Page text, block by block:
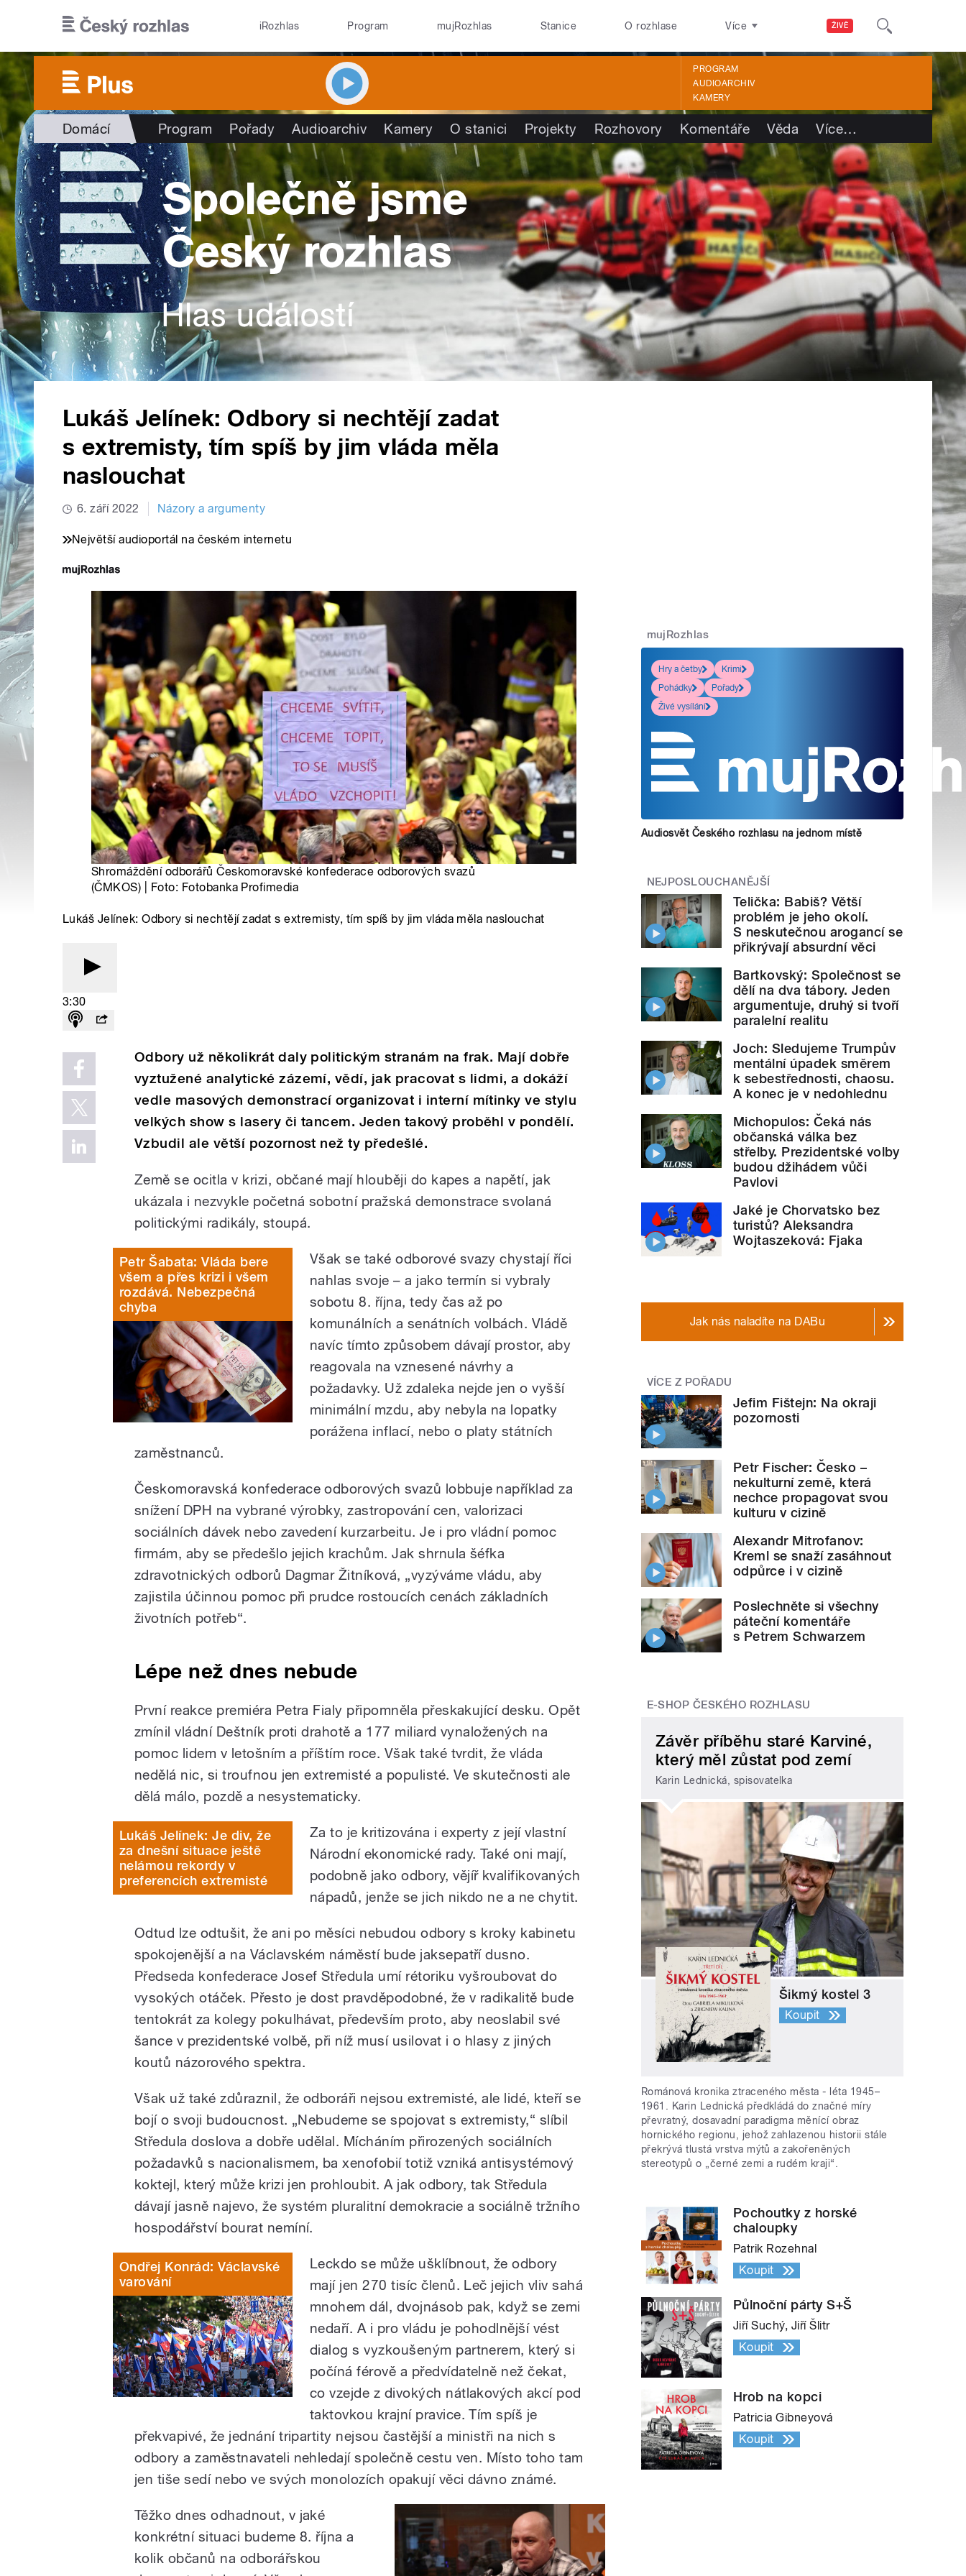
ŽIVĚ
iRozhlas Program mujRozhlas Stanice O rozhlase Více
PROGRAM
AUDIOARCHIV
KAMERY
Domácí Program Pořady Audioarchiv Kamery O stanici Projekty Rozhovory Komentáře Věda Více…
Lukáš Jelínek: Odbory si nechtějí zadat
s extremisty, tím spíš by jim vláda měla
naslouchat
6. září 2022 Názory a argumenty
Největší audioportál na českém internetu
Shromáždění odborářů Českomoravské konfederace odborových svazů
(ČMKOS) | Foto: Fotobanka Profimedia
Lukáš Jelínek: Odbory si nechtějí zadat s extremisty, tím spíš by jim vláda měla naslouchat
3:30
Odbory už několikrát daly politickým stranám na frak. Mají dobře
vyztužené analytické zázemí, vědí, jak pracovat s lidmi, a dokáží
vedle masových demonstrací organizovat i interní mítinky ve stylu
velkých show s lasery či tancem. Jeden takový proběhl v pondělí.
Vzbudil ale větší pozornost než ty předešlé.
Země se ocitla v krizi, občané mají hlouběji do kapes a napětí, jak
ukázala i nezvykle početná sobotní pražská demonstrace svolaná
politickými radikály, stoupá.
Petr Šabata: Vláda bere
všem a přes krizi i všem
rozdává. Nebezpečná
chyba
Však se také odborové svazy chystají říci
nahlas svoje – a jako termín si vybraly
sobotu 8. října, tedy čas až po
komunálních a senátních volbách. Vládě
navíc tímto způsobem dávají prostor, aby
reagovala na vznesené návrhy a
požadavky. Už zdaleka nejde jen o vyšší
minimální mzdu, aby nebyla na lopatky
porážena inflací, nebo o platy státních
zaměstnanců.
Českomoravská konfederace odborových svazů lobbuje například za
snížení DPH na vybrané výrobky, zastropování cen, valorizaci
sociálních dávek nebo zavedení kurzarbeitu. Je i pro vládní pomoc
firmám, aby se předešlo jejich krachům. Jak shrnula šéfka
zdravotnických odborů Dagmar Žitníková, „vyzýváme vládu, aby
zajistila účinnou pomoc při prudce rostoucích cenách základních
životních potřeb“.
Lépe než dnes nebude
První reakce premiéra Petra Fialy připomněla přeskakující desku. Opět
zmínil vládní Deštník proti drahotě a 177 miliard vynaložených na
pomoc lidem v letošním a příštím roce. Však také tvrdit, že vláda
nedělá nic, si troufnou jen extremisté a populisté. Ve skutečnosti ale
dělá málo, pozdě a nesystematicky.
Lukáš Jelínek: Je div, že
za dnešní situace ještě
nelámou rekordy v
preferencích extremisté
Za to je kritizována i experty z její vlastní
Národní ekonomické rady. Také oni mají,
podobně jako odbory, vějíř kvalifikovaných
nápadů, jenže se jich nikdo ne a ne chytit.
Odtud lze odtušit, že ani po měsíci nebudou odbory s kroky kabinetu
spokojenější a na Václavském náměstí bude jaksepatří dusno.
Předseda konfederace Josef Středula umí rétoriku vyšroubovat do
vysokých otáček. Přesto je dost pravděpodobné, že v radikalitě bude
tentokrát za kolegy pokulhávat, především proto, aby neoslabil své
šance v prezidentské volbě, při níž musí usilovat i o hlasy z jiných
koutů názorového spektra.
Však už také zdůraznil, že odboráři nejsou extremisté, ale lidé, kteří se
bojí o svoji budoucnost. „Nebudeme se spojovat s extremisty,“ slíbil
Středula doslova a dobře udělal. Mícháním přirozených sociálních
požadavků s nacionalismem, ba xenofobií totiž vzniká antisystémový
koktejl, který může krizi jen prohloubit. A jak odbory, tak Středula
dávají jasně najevo, že systém pluralitní demokracie a sociálně tržního
hospodářství bourat nemíní.
Ondřej Konrád: Václavské
varování
Leckdo se může ušklíbnout, že odbory
mají jen 270 tisíc členů. Leč jejich vliv sahá
mnohem dál, dvojnásob pak, když se zemi
nedaří. A i pro vládu je pohodlnější vést
dialog s vyzkoušeným partnerem, který si
počíná férově a předvídatelně než čekat,
co vzejde z divokých nátlakových akcí pod
taktovkou krajní pravice. Tím spíš je
překvapivé, že jednání tripartity nejsou častější a ministři na nich s
odbory a zaměstnavateli nehledají společně cestu ven. Místo toho tam
jen tiše sedí nebo ve svých monolozích opakují věci dávno známé.
Těžko dnes odhadnout, v jaké
konkrétní situaci budeme 8. října a
kolik občanů na odborářskou
mujRozhlas
Hry a četby
Krimi
Pohádky
Pořady
Živé vysílání
Audiosvět Českého rozhlasu na jednom místě
NEJPOSLOUCHANĚJŠÍ
Telička: Babiš? Větší
problém je jeho okolí.
S neskutečnou arogancí se
přikrývají absurdní věci
Bartkovský: Společnost se
dělí na dva tábory. Jeden
argumentuje, druhý si tvoří
paralelní realitu
Joch: Sledujeme Trumpův
mentální úpadek směrem
k sebestřednosti, chaosu.
A konec je v nedohlednu
Michopulos: Čeká nás
občanská válka bez
střelby. Prezidentské volby
budou džihádem vůči
Pavlovi
Jaké je Chorvatsko bez
turistů? Aleksandra
Wojtaszeková: Fjaka
Jak nás naladíte na DABu
VÍCE Z POŘADU
Jefim Fištejn: Na okraji
pozornosti
Petr Fischer: Česko –
nekulturní země, která
nechce propagovat svou
kulturu v cizině
Alexandr Mitrofanov:
Kreml se snaží zasáhnout
odpůrce i v cizině
Poslechněte si všechny
páteční komentáře
s Petrem Schwarzem
E-SHOP ČESKÉHO ROZHLASU
Závěr příběhu staré Karviné,
který měl zůstat pod zemí
Karin Lednická, spisovatelka
Šikmý kostel 3
Koupit
Románová kronika ztraceného města - léta 1945–
1961. Karin Lednická předkládá do značné míry
převratný, dosavadní paradigma měnící obraz
hornického regionu, jehož zahlazenou historii stále
překrývá tlustá vrstva mýtů a zakořeněných
stereotypů o „černé zemi a rudém kraji“.
Pochoutky z horské
chaloupky
Patrik Rozehnal
Koupit
Půlnoční párty S+Š
Jiří Suchý, Jiří Šlitr
Koupit
Hrob na kopci
Patricia Gibneyová
Koupit